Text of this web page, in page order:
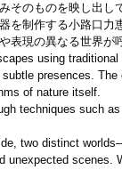
そのものを映し出
を制作する小路口力
表現の異なる世界
using
presences.
of nature itself.
techniques such
two distinct
unexpected